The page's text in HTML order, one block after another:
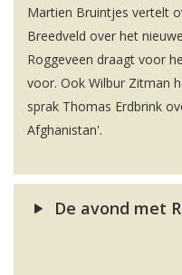
Martien Bruintjes vertelt
Breedveld over het
Roggeveen draagt voor
voor. Ook Wilbur Zitman
sprak Thomas Erdbrink
Afghanistan'.
De avond met